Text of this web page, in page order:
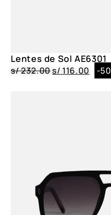
Lentes de Sol AE6301
s/232.00s/ 116.00 -50